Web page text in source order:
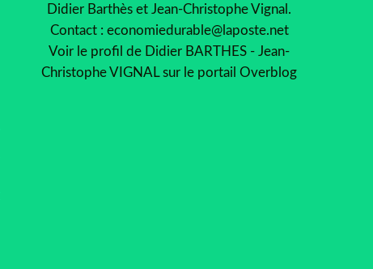
Didier Barthès et Jean-Christophe Vignal.
Contact : economiedurable@laposte.net
Voir le profil de Didier BARTHES - Jean-
Christophe VIGNALsur le portail Overblog